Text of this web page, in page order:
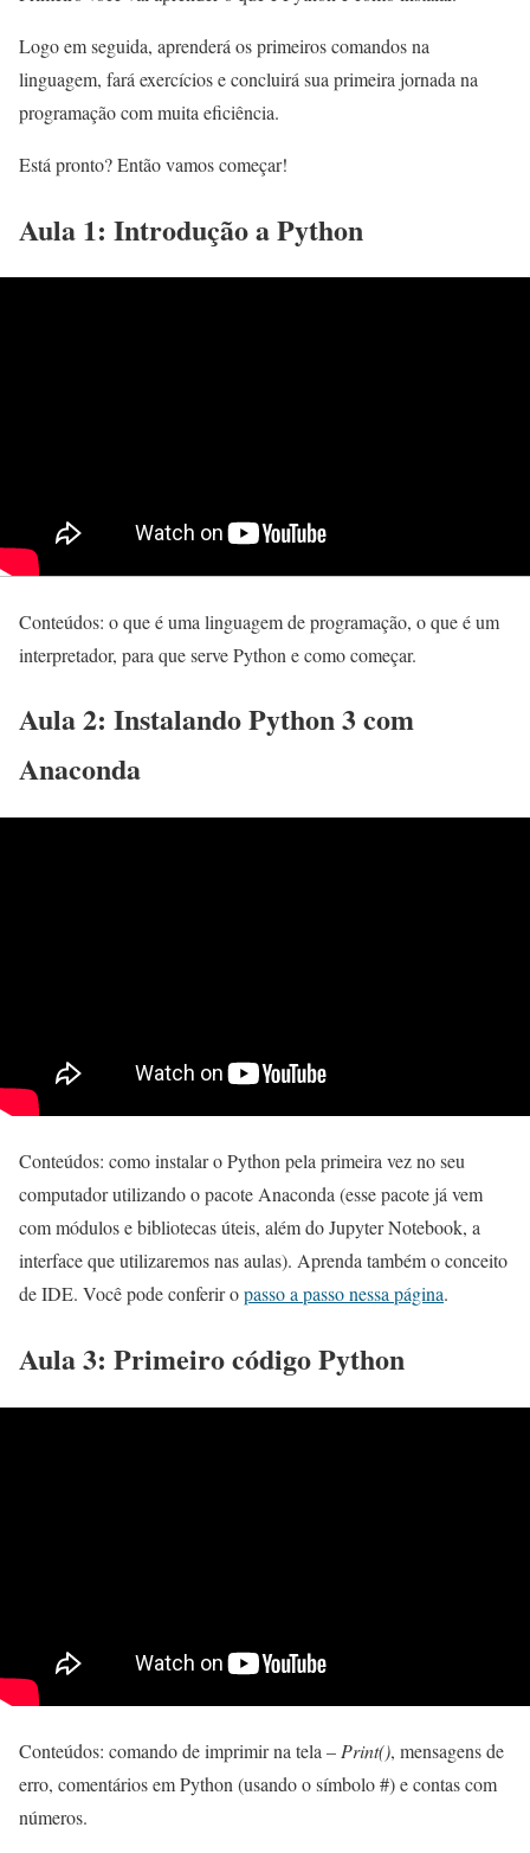
Logo em seguida, aprenderá os primeiros comandos na
linguagem, fará exercícios e concluirá sua primeira jornada na
programação com muita eficiência.
Está pronto? Então vamos começar!
Aula 1: Introdução a Python
Conteúdos: o que é uma linguagem de programação, o que é um
interpretador, para que serve Python e como começar.
Aula 2: Instalando Python 3 com
Anaconda
Conteúdos: como instalar o Python pela primeira vez no seu
computador utilizando o pacote Anaconda (esse pacote já vem
com módulos e bibliotecas úteis, além do Jupyter Notebook, a
interface que utilizaremos nas aulas). Aprenda também o conceito
de IDE. Você pode conferir opasso a passo nessa página.
Aula 3: Primeiro código Python
Conteúdos: comando de imprimir na tela –Print(), mensagens de
erro, comentários em Python (usando o símbolo #) e contas com
números.